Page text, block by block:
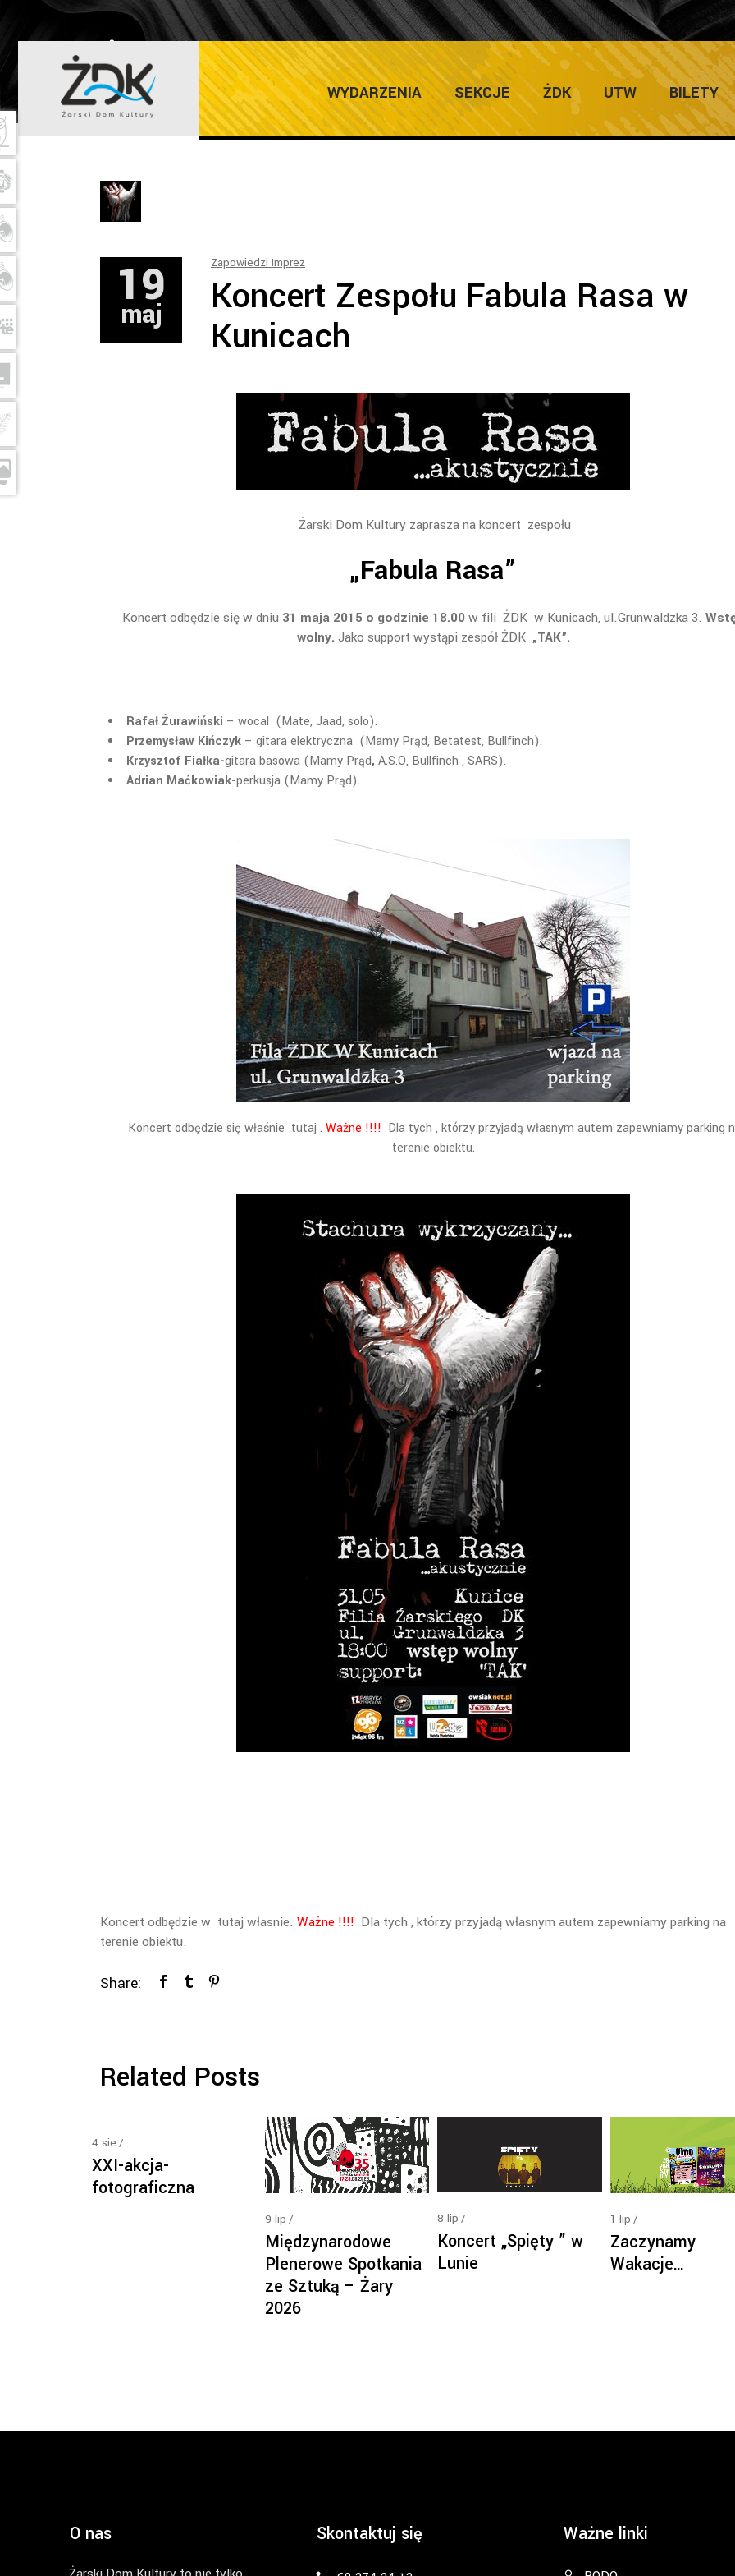
WYDARZENIA SEKCJE ŻDK UTW BILETY
ŻARSKI DOM KULTURY Home/Zapowiedzi
19
maj
Zapowiedzi Imprez
Koncert Zespołu Fabula Rasa w
Kunicach
Żarski Dom Kultury zaprasza na koncert zespołu
„Fabula Rasa”
Koncert odbędzie się w dniu 31 maja 2015 o godzinie 18.00w fili ŻDK w Kunicach, ul.Grunwaldzka 3.
wolny.Jako support wystąpi zespół ŻDK„TAK”.
Rafał Żurawiński – wocal (Mate, Jaad, solo).
Przemysław Kińczyk – gitara elektryczna (Mamy Prąd, Betatest, Bullfinch).
Krzysztof Fiałka-gitara basowa (Mamy Prąd, A.S.O, Bullfinch , SARS).
Adrian Maćkowiak-perkusja (Mamy Prąd).
Koncert odbędzie się właśnie tutaj . Ważne !!!! Dla tych , którzy przyjadą własnym autem zapewniamy parking
terenie obiektu.
Koncert odbędzie w tutaj własnie. Ważne !!!! Dla tych , którzy przyjadą własnym autem zapewniamy parking na
terenie obiektu.
Share:
Related Posts
4 sie
XXI-akcja-
fotograficzna
9 lip
Międzynarodowe
Plenerowe Spotkania
ze Sztuką – Żary
2026
8 lip
Koncert „Spięty ” w
Lunie
1 lip
Zaczynamy
Wakacje…
O nas Skontaktuj się Ważne linki